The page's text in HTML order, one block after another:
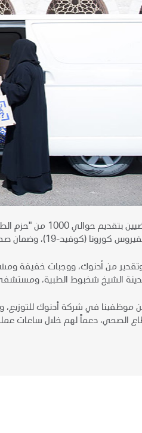
قمنا على مدى
المجتمع خلال هذه الأوقات غير المسبوقة.
من أدنوك، ووجبات خفيفة
الشيخ شخبوط الطبية،
موظفينا في شركة أدنوك للتوزيع،
الصحي، دعماً لهم خلال ساعات